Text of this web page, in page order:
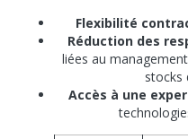
Flexibilité
Réduction des
liées au
stocks
Accès à une